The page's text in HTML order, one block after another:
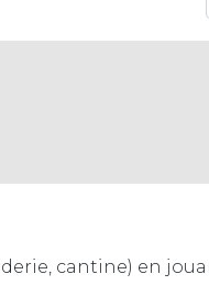
cantine) en